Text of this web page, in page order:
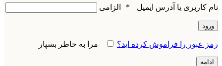
نام کاربری یا آدرس ایمیل
* الزامی
ورود
رمز عبور را فراموش کرده اید؟ مرا به خاطر بسپار
ادامه